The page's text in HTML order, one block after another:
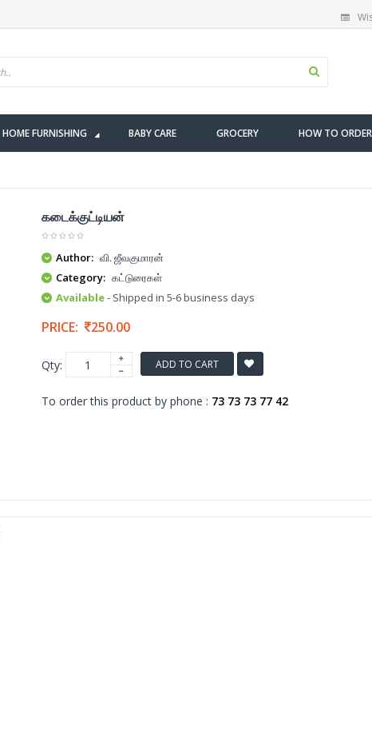
HOME FURNISHING BABY CARE GROCERY HOW TO ORDER
கடைக்குட்டியன்
Author: வி. ஜீவகுமாரன்
Category: கட்டுரைகள்
Available- Shipped in 5-6 business days
PRICE: 250.00
Qty: ADD TO CART
To order this product by phone : 73 73 73 77 42